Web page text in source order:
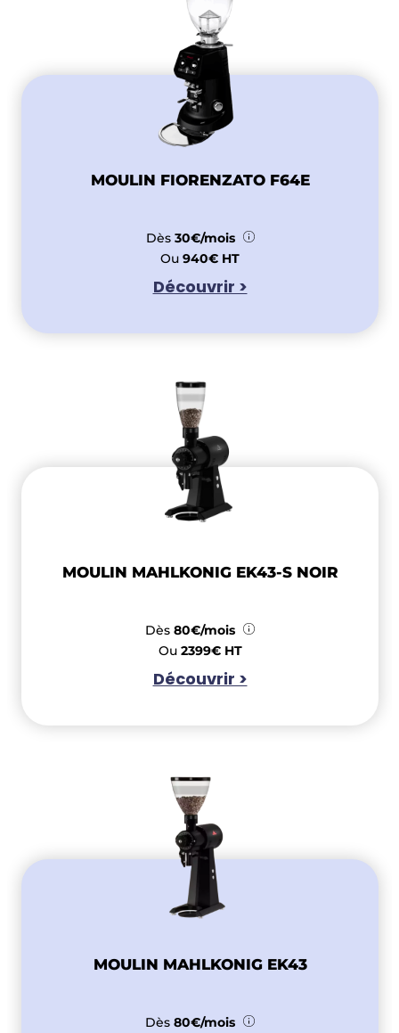
MOULIN FIORENZATO F64E
Dès 30€/mois
Ou 940€ HT
Découvrir >
MOULIN MAHLKONIG EK43-S NOIR
Dès 80€/mois
Ou 2399€ HT
Découvrir >
MOULIN MAHLKONIG EK43
Dès 80€/mois